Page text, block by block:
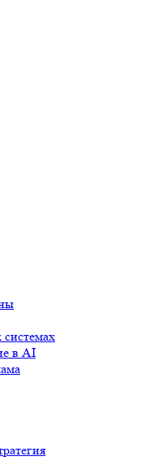
в AI